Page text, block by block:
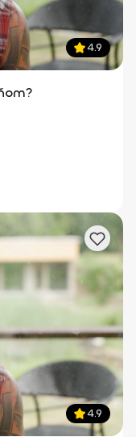
4.9
4.9